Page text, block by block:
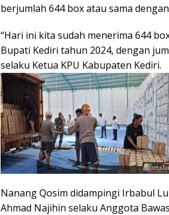
berjumlah 644 box atau sama
“Hari ini kita sudah menerima 644
Bupati Kediri tahun 2024, dengan
selaku Ketua KPU Kabupaten Kediri.
Nanang Qosim didampingi Irbabul
Ahmad Najihin selaku Anggota